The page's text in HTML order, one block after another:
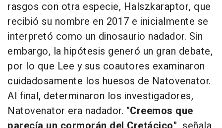
rasgos con otra especie, Halszkaraptor, que
recibió su nombre en 2017 e inicialmente se
interpretó como un dinosaurio nadador. Sin
embargo, la hipótesis generó un gran debate,
por lo que Lee y sus coautores examinaron
cuidadosamente los huesos de Natovenator.
Al final, determinaron los investigadores,
Natovenator era nadador. "Creemos que